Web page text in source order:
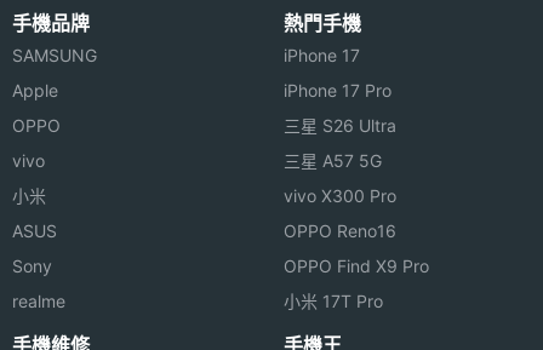
TK CRUZ 功能特色
度
◎ 採用 Android 2.3 作業系統、內建 ARM 11, 1GHz
單核心處理器
◎ 前置 VGA 畫素視訊鏡頭、內建 USB 介面
◎ 支援 Wi-Fi、可外接 3G 行動網卡
主相機
感光元
件
手機品牌
SAMSUNG
Apple
OPPO
vivo
小米
ASUS
Sony
realme
熱門手機
iPhone 17
iPhone 17 Pro
三星 S26 Ultra
三星 A57 5G
vivo X300 Pro
OPPO Reno16
OPPO Find X9 Pro
小米 17T Pro